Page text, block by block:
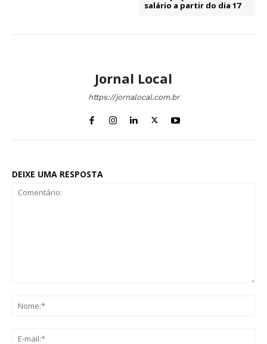
salário a partir do dia 17
Jornal Local
https://jornalocal.com.br
DEIXE UMA RESPOSTA